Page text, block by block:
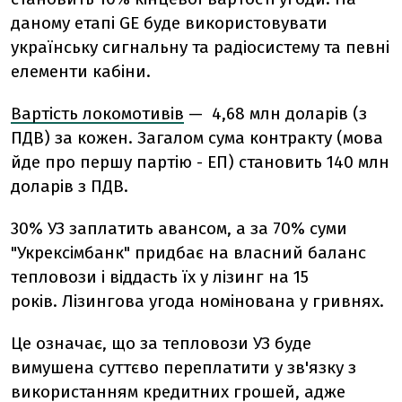
даному етапі GE буде використовувати
українську сигнальну та радіосистему та певні
елементи кабіни.
Вартість локомотивів — 4,68 млн доларів (з
ПДВ) за кожен. Загалом сума контракту (мова
йде про першу партію - ЕП) становить 140 млн
доларів з ПДВ.
30% УЗ заплатить авансом, а за 70% суми
"Укрексімбанк" придбає на власний баланс
тепловози і віддасть їх у лізинг на 15
років. Лізингова угода номінована у гривнях.
Це означає, що за тепловози УЗ буде
вимушена суттєво переплатити у зв'язку з
використанням кредитних грошей, адже